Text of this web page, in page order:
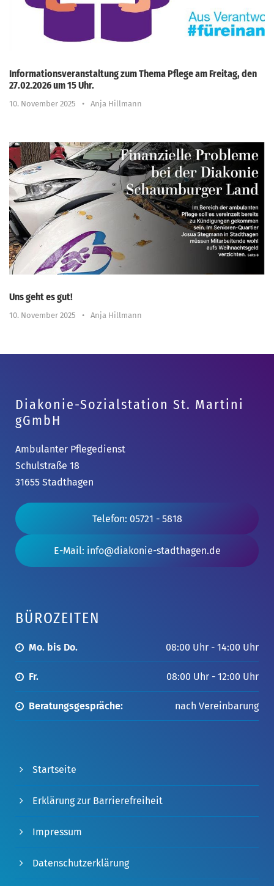
Informationsveranstaltung zum Thema Pflege am Freitag, den
27.02.2026 um 15 Uhr.
10. November 2025 • Anja Hillmann
Uns geht es gut!
10. November 2025 • Anja Hillmann
Diakonie-Sozialstation St. Martini
gGmbH
Ambulanter Pflegedienst
Schulstraße 18
31655 Stadthagen
Telefon: 05721 - 5818
E-Mail: info@diakonie-stadthagen.de
BÜROZEITEN
Mo. bis Do. 08:00 Uhr - 14:00 Uhr
Fr. 08:00 Uhr - 12:00 Uhr
Beratungsgespräche: nach Vereinbarung
Startseite
Erklärung zur Barrierefreiheit
Impressum
Datenschutzerklärung